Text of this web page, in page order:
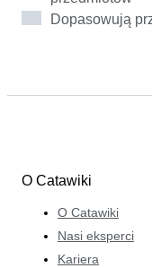
łączy ludzi
Dopasowują
O Catawiki
O Catawiki
Nasi eksperci
Kariera